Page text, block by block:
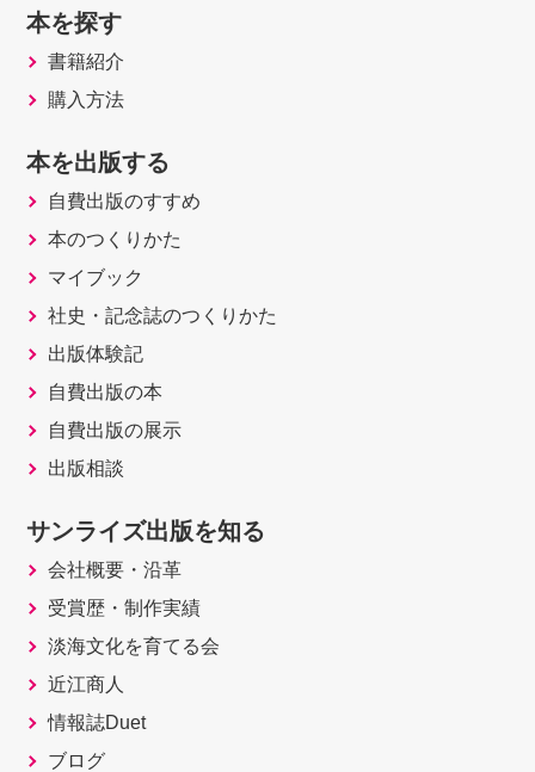
本を探す
書籍紹介
購入方法
本を出版する
自費出版のすすめ
本のつくりかた
マイブック
社史・記念誌のつくりかた
出版体験記
自費出版の本
自費出版の展示
出版相談
サンライズ出版を知る
会社概要・沿革
受賞歴・制作実績
淡海文化を育てる会
近江商人
情報誌Duet
ブログ